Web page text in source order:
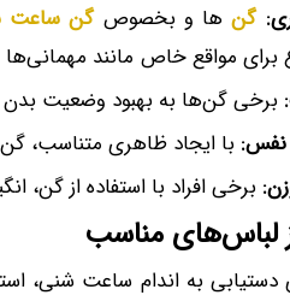
گن‌ ها و بخصوصگن ساعت
برای مواقع خاص مانند
برخی گن‌ها به بهبود وضعیت
نفس: با ایجاد ظاهری متناسب،
برخی افراد با استفاده از گن،
دستیابی به اندام ساعت شنی،